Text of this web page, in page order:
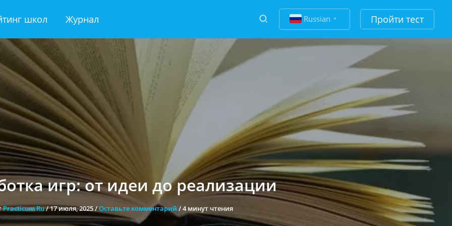
школ Журнал Russian ▼ Пройти тест
игр: от идеи до реализации
Practicum Ru/17 июля, 2025/Оставьте комментарий /4 минут чтения